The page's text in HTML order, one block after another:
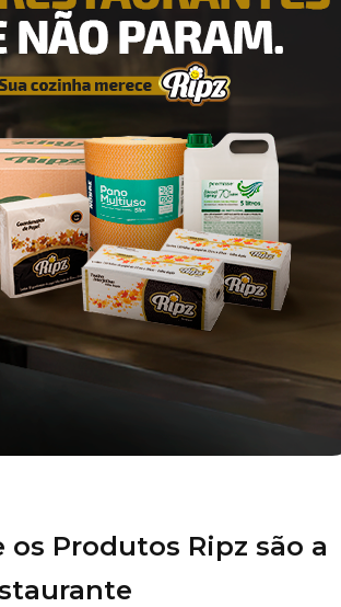
Produtos Ripz são a